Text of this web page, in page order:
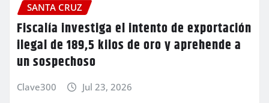
SANTA CRUZ
Fiscalía investiga el intento de exportación
ilegal de 189,5 kilos de oro y aprehende a
un sospechoso
Clave300 Jul 23, 2026